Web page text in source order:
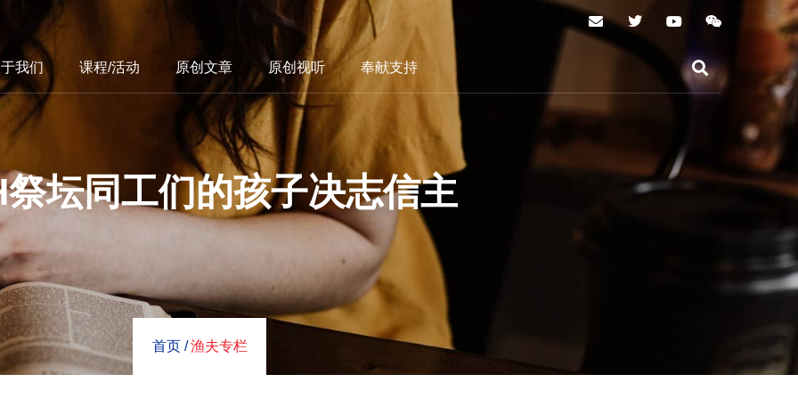
我们 课程/活动 原创文章 原创视听 奉献支持
祭坛同工们的孩子决志信主
首页 / 渔夫专栏